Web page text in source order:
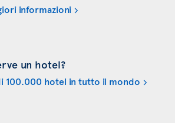
informazioni
un hotel?
100.000 hotel in tutto il mondo